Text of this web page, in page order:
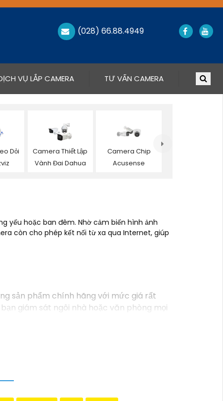
(028) 66.88.4949
VỤ LẮP CAMERA TƯ VẤN CAMERA
Dỏi
Camera Thiết Lập
Vành Đai Dahua
Camera Chip
Acusense
yếu hoặc ban đêm. Nhờ cảm biến hình ảnh
còn cho phép kết nối từ xa qua Internet, giúp
sản phẩm chính hãng với mức giá rất
giám sát ngôi nhà hoặc văn phòng mọi
dõi mọi hoạt động một cách dễ dàng.
hôm nay!"